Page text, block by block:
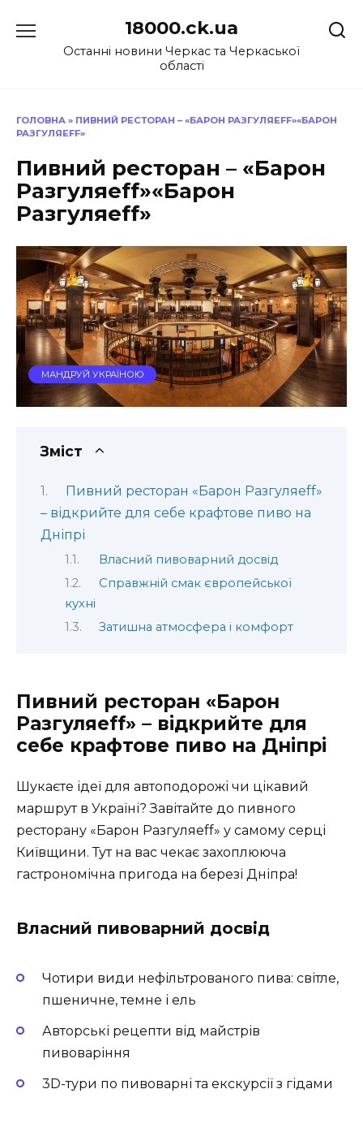
до
18000.ck.ua
Останні новини Черкас та Черкаської
області
ГОЛОВНА » ПИВНИЙ РЕСТОРАН – «БАРОН РАЗГУЛЯЕFF»«БАРОН
РАЗГУЛЯЕFF»
Пивний ресторан – «Барон
Разгуляеff»«Барон
Разгуляеff»
МАНДРУЙ УКРАЇНОЮ
Зміст
Пивний ресторан «Барон Разгуляеff»
– відкрийте для себе крафтове пиво на
Дніпрі
Власний пивоварний досвід
Справжній смак європейської
кухні
Затишна атмосфера і комфорт
Пивний ресторан «Барон
Разгуляеff» – відкрийте для
себе крафтове пиво на Дніпрі
Шукаєте ідеї для автоподорожі чи цікавий
маршрут в Україні? Завітайте до пивного
ресторану «Барон Разгуляеff» у самому серці
Київщини. Тут на вас чекає захоплююча
гастрономічна пригода на березі Дніпра!
Власний пивоварний досвід
Чотири види нефільтрованого пива: світле,
пшеничне, темне і ель
Авторські рецепти від майстрів
пивоваріння
3D-тури по пивоварні та екскурсії з гідами